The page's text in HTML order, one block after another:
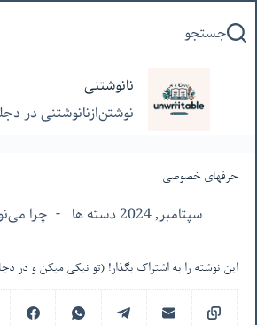
به
جستجو
نانوشتنی
نوشتن‌از‌نانوشتنی‌ در‌
حرفهای خصوصی
سپتامبر, 2024 دسته ها چرا
این نوشته را به اشتراک بگذار! (تو نیکی میکن و در